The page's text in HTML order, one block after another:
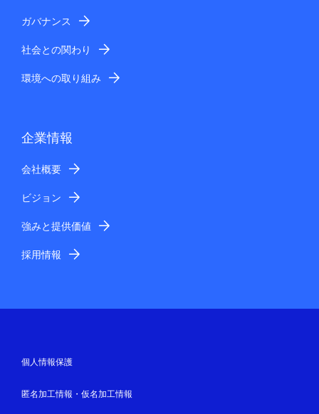
ガバナンス
社会との関わり
環境への取り組み
企業情報
会社概要
ビジョン
強みと提供価値
採用情報
個人情報保護
匿名加工情報・仮名加工情報